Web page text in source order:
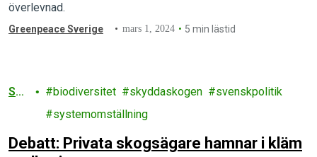
överlevnad.
Greenpeace Sverige mars 1, 2024 5 min lästid
Sko
biodiversitet skyddaskogen
svenskpolitik
systemomställning
Debatt: Privata skogsägare hamnar i kläm